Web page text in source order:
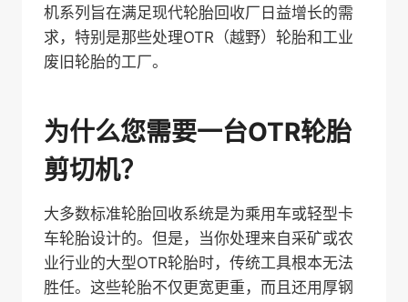
机系列旨在满足现代轮胎回收厂日益增长的需
求，特别是那些处理OTR（越野）轮胎和工业
废旧轮胎的工厂。
为什么您需要一台OTR轮胎
剪切机？
大多数标准轮胎回收系统是为乘用车或轻型卡
车轮胎设计的。但是，当你处理来自采矿或农
业行业的大型OTR轮胎时，传统工具根本无法
胜任。这些轮胎不仅更宽更重，而且还用厚钢